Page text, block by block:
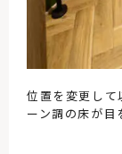
位置を変更して
ーン調の床が